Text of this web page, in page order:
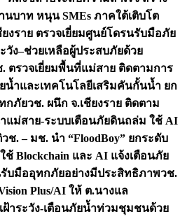
นบาท หนุน SMEs ภาคใต้เติบโต
ยงราย ตรวจเยี่ยมศูนย์โดรนรับมือภัย
วัง–ช่วยเหลือผู้ประสบภัยด้วย
. ตรวจเยี่ยมพื้นที่แม่สาย ติดตามการ
น้ำและเทคโนโลยีเสริมคันกั้นน้ำ ยก
กภัยวช. ผนึก จ.เชียงราย ติดตาม
แม่สาย-ระบบเตือนภัยดินถล่ม ใช้ AI
วช. – มช. นำ “FloodBoy” ยกระดับ
ช้ Blockchain และ AI แจ้งเตือนภัย
บมืออุทกภัยอย่างมีประสิทธิภาพวช.
Plus/AI ให้ ต.นางแล
ฝ้าระวัง-เตือนภัยน้ำท่วมชุมชนด้วย